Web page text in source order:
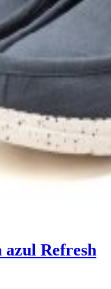
azul Refresh